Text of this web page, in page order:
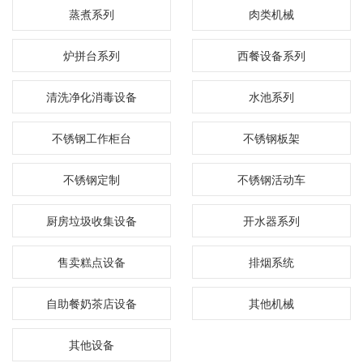
蒸煮系列 肉类机械
炉拼台系列 西餐设备系列
清洗净化消毒设备 水池系列
不锈钢工作柜台 不锈钢板架
不锈钢定制 不锈钢活动车
厨房垃圾收集设备 开水器系列
售卖糕点设备 排烟系统
自助餐奶茶店设备 其他机械
其他设备